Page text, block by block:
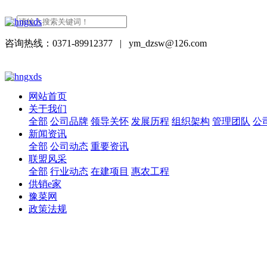
咨询热线：0371-89912377 | ym_dzsw@126.com
网站首页
关于我们
全部 公司品牌 领导关怀 发展历程 组织架构 管理团队 公
新闻资讯
全部 公司动态 重要资讯
联盟风采
全部 行业动态 在建项目 惠农工程
供销e家
豫菜网
政策法规